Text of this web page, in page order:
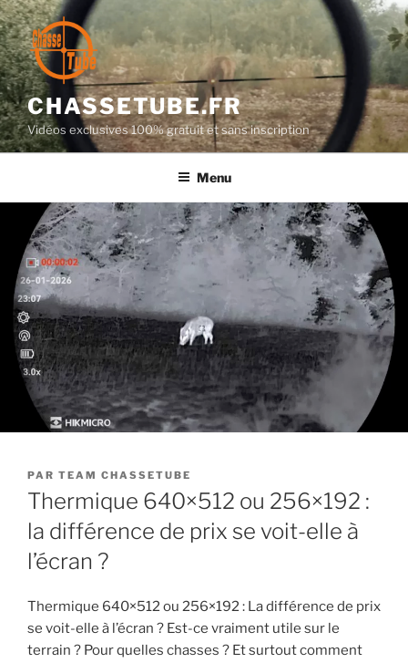
Aller
au
contenu
principal
CHASSETUBE.FR
Vidéos exclusives 100% gratuit et sans inscription
Menu
PUBLIÉ
LE
PAR TEAM CHASSETUBE
Thermique 640×512 ou 256×192 :
la différence de prix se voit-elle à
l’écran ?
Thermique 640×512 ou 256×192 : La différence de prix
se voit-elle à l’écran ? Est-ce vraiment utile sur le
terrain ? Pour quelles chasses ? Et surtout comment